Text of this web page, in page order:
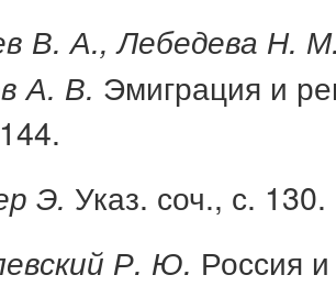
В. А., Лебедева Н.
А. В. Эмиграция и
Э. Указ. соч., с. 130.
Р. Ю. Россия